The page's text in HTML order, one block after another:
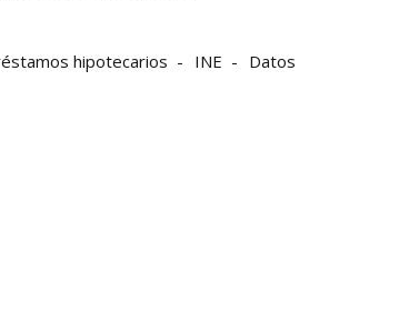
hipotecarios INE Datos